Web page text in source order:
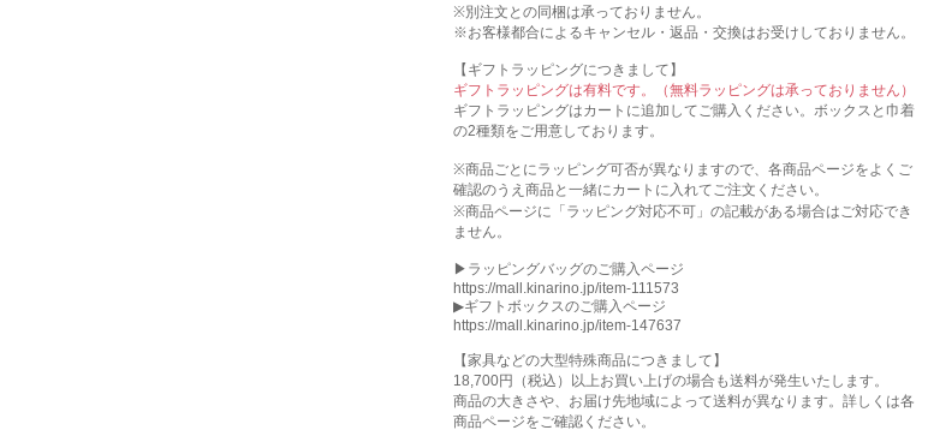
※別注文との同梱は承っておりません。
※お客様都合によるキャンセル・返品・交換はお受けしておりません。
【ギフトラッピングにつきまして】
ギフトラッピングは有料です。（無料ラッピングは承っておりません）
ギフトラッピングはカートに追加してご購入ください。ボックスと巾着
の2種類をご用意しております。
※商品ごとにラッピング可否が異なりますので、各商品ページをよくご
確認のうえ商品と一緒にカートに入れてご注文ください。
※商品ページに「ラッピング対応不可」の記載がある場合はご対応でき
ません。
▶︎ラッピングバッグのご購入ページ
https://mall.kinarino.jp/item-111573
▶︎ギフトボックスのご購入ページ
https://mall.kinarino.jp/item-147637
【家具などの⼤型特殊商品につきまして】
18,700円（税込）以上お買い上げの場合も送料が発⽣いたします。
商品の⼤きさや、お届け先地域によって送料が異なります。詳しくは各
商品ページをご確認ください。